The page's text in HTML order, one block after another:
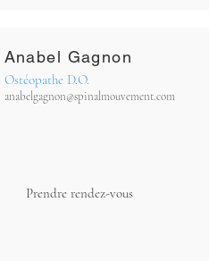
Anabel Gagnon
Ostéopathe D.O.
anabelgagnon@spinalmouvement.com
Prendre rendez-vous